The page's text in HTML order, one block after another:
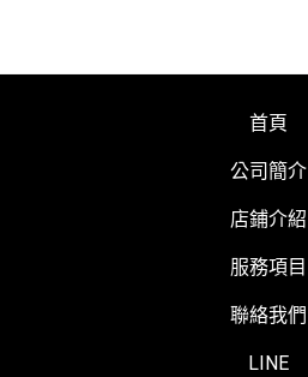
首頁
公司簡介
店鋪介紹
服務項目
聯絡我們
LINE